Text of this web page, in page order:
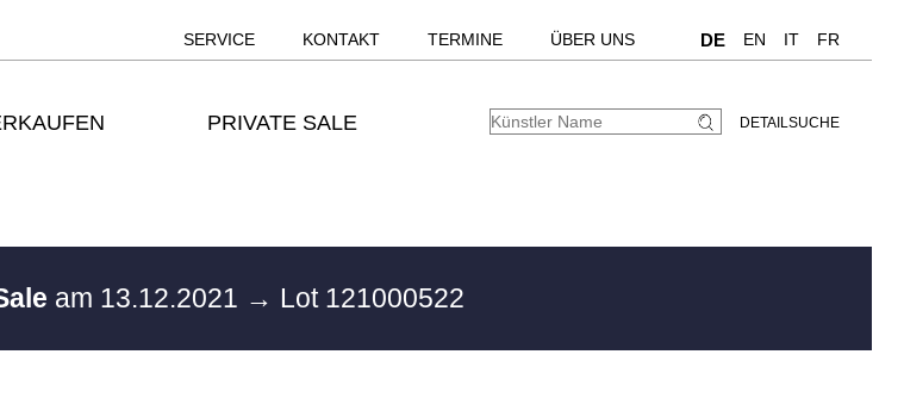
SERVICE KONTAKT TERMINE ÜBER UNS DE EN IT FR
PRIVATE SALE DETAILSUCHE
am 13.12.2021 → Lot 121000522